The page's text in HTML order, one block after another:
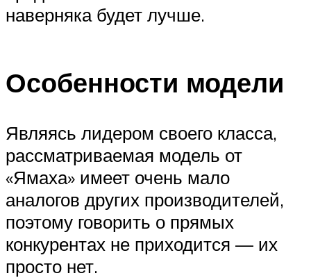
наверняка будет лучше.
Особенности модели
Являясь лидером своего класса,
рассматриваемая модель от
«Ямаха» имеет очень мало
аналогов других производителей,
поэтому говорить о прямых
конкурентах не приходится — их
просто нет.